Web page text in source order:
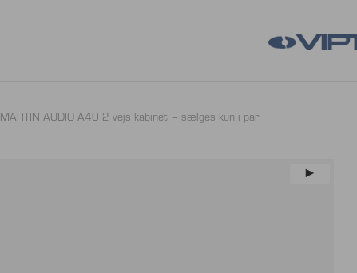
MARTIN AUDIO A40 2 vejs kabinet – sælges kun i par